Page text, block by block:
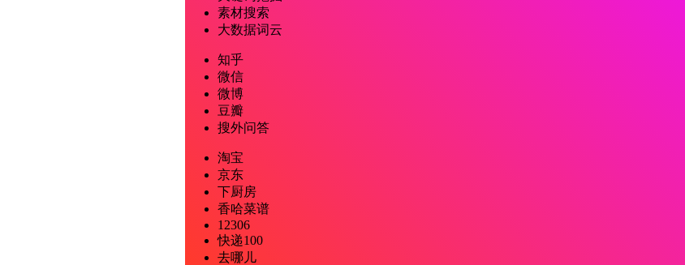
素材搜索
大数据词云
知乎
微信
微博
豆瓣
搜外问答
淘宝
京东
下厨房
香哈菜谱
12306
快递100
去哪儿